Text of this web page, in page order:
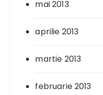
mai 2013
aprilie 2013
martie 2013
februarie 2013